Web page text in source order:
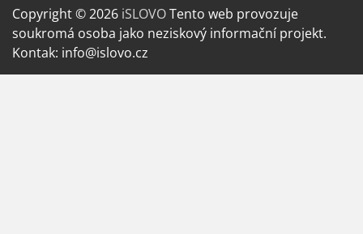
Copyright © 2026 iSLOVOTento web provozuje
soukromá osoba jako neziskový informační projekt.
Kontak: info@islovo.cz